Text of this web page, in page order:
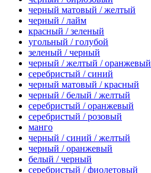
черный матовый / желтый
черный / лайм
красный / зеленый
угольный / голубой
зеленый / черный
черный / желтый / оранжевый
серебристый / синий
черный матовый / красный
черный / белый / желтый
серебристый / оранжевый
серебристый / розовый
манго
черный / синий / желтый
черный / оранжевый
белый / черный
серебристый / фиолетовый